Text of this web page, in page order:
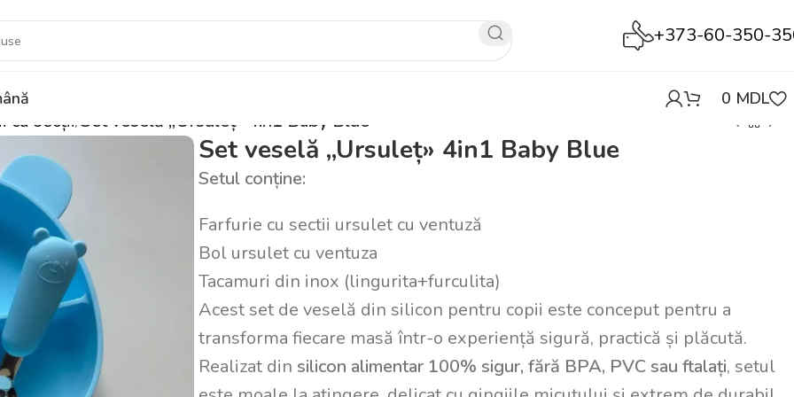
+373-60-350-
0 MDL
cu secții Set veselă „Ursuleț» 4in1 Baby Blue
Set veselă „Ursuleț» 4in1 Baby Blue
Setul conține:
Farfurie cu sectii ursulet cu ventuză
Bol ursulet cu ventuza
Tacamuri din inox (lingurita+furculita)
Acest set de veselă din silicon pentru copii este conceput pentru a
transforma fiecare masă într-o experiență sigură, practică și plăcută.
Realizat din silicon alimentar 100% sigur, fără BPA, PVC sau ftalați, setul